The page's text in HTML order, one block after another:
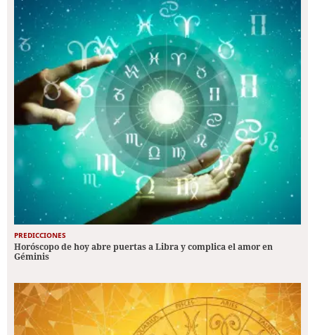
PREDICCIONES
Horóscopo de hoy abre puertas a Libra y complica el amor en
Géminis